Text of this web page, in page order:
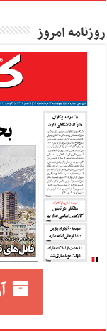
روزنامه امروز